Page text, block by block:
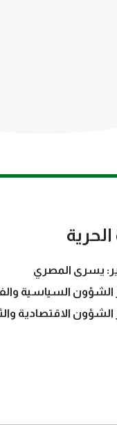
يسرى المصري
الشؤون السياسية
الشؤون الاقتصادية